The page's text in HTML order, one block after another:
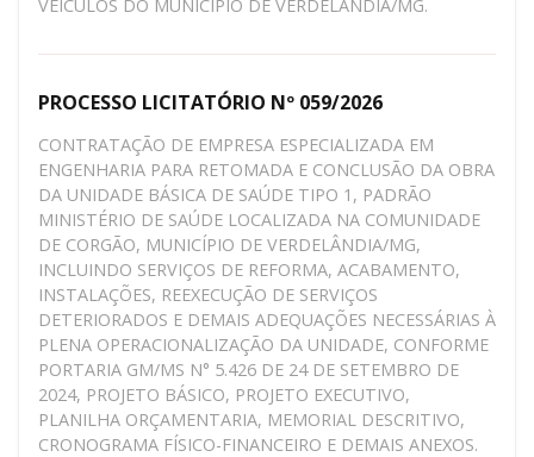
VEÍCULOS DO MUNICÍPIO DE VERDELÂNDIA/MG.
PROCESSO LICITATÓRIO Nº 059/2026
CONTRATAÇÃO DE EMPRESA ESPECIALIZADA EM
ENGENHARIA PARA RETOMADA E CONCLUSÃO DA OBRA
DA UNIDADE BÁSICA DE SAÚDE TIPO 1, PADRÃO
MINISTÉRIO DE SAÚDE LOCALIZADA NA COMUNIDADE
DE CORGÃO, MUNICÍPIO DE VERDELÂNDIA/MG,
INCLUINDO SERVIÇOS DE REFORMA, ACABAMENTO,
INSTALAÇÕES, REEXECUÇÃO DE SERVIÇOS
DETERIORADOS E DEMAIS ADEQUAÇÕES NECESSÁRIAS À
PLENA OPERACIONALIZAÇÃO DA UNIDADE, CONFORME
PORTARIA GM/MS N° 5.426 DE 24 DE SETEMBRO DE
2024, PROJETO BÁSICO, PROJETO EXECUTIVO,
PLANILHA ORÇAMENTARIA, MEMORIAL DESCRITIVO,
CRONOGRAMA FÍSICO-FINANCEIRO E DEMAIS ANEXOS.